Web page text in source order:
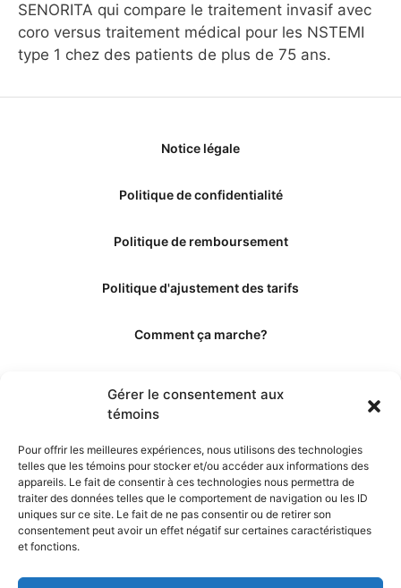
Gérer le consentement aux
témoins
Pour offrir les meilleures expériences, nous utilisons des technologies
telles que les témoins pour stocker et/ou accéder aux informations des
appareils. Le fait de consentir à ces technologies nous permettra de
traiter des données telles que le comportement de navigation ou les ID
uniques sur ce site. Le fait de ne pas consentir ou de retirer son
consentement peut avoir un effet négatif sur certaines caractéristiques
et fonctions.
SENORITA qui compare le traitement invasif avec
coro versus traitement médical pour les NSTEMI
type 1 chez des patients de plus de 75 ans.
Notice légale
Politique de confidentialité
Politique de remboursement
Politique d'ajustement des tarifs
Comment ça marche?
Les éditeurs
Les experts et collaborateurs